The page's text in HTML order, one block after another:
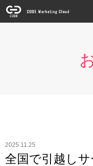
2025.11.25
全国で引越し